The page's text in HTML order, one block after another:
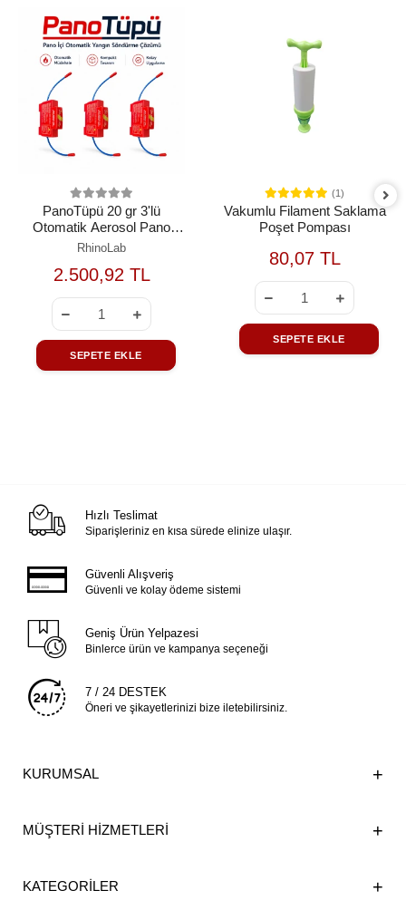
PanoTüpü 20 gr 3'lü
Otomatik Aerosol Pano
Yangın Söndürme Seti
RhinoLab
2.500,92 TL
SEPETE EKLE
(1)
Vakumlu Filament Saklama
Poşet Pompası
80,07 TL
SEPETE EKLE
Hızlı Teslimat
Siparişleriniz en kısa sürede elinize ulaşır.
Güvenli Alışveriş
Güvenli ve kolay ödeme sistemi
Geniş Ürün Yelpazesi
Binlerce ürün ve kampanya seçeneği
7 / 24 DESTEK
Öneri ve şikayetlerinizi bize iletebilirsiniz.
KURUMSAL
MÜŞTERİ HİZMETLERİ
KATEGORİLER